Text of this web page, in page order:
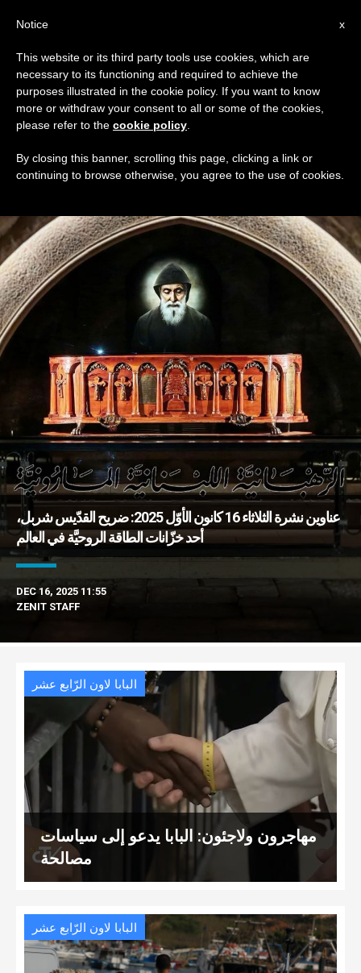
TAG
Posts Tagged ‘عولمة’
DERNIÈRES NOUVELLES
عناوين نشرة الثلاثاء 16 كانون الأوّل 2025: ضريح القدّيس شربل،
أحد خزّانات الطاقة الروحيَّة في العالم
DEC 16, 2025 11:55
ZENIT STAFF
البابا لاون الرّابع عشر
مهاجرون ولاجئون: البابا يدعو إلى سياسات
مصالحة
البابا لاون الرّابع عشر
x
Notice
This website or its third party tools use cookies, which are
necessary to its functioning and required to achieve the
purposes illustrated in the cookie policy. If you want to know
more or withdraw your consent to all or some of the cookies,
please refer to the cookie policy
By closing this banner, scrolling this page, clicking a link or
continuing to browse otherwise, you agree to the use of cookies.